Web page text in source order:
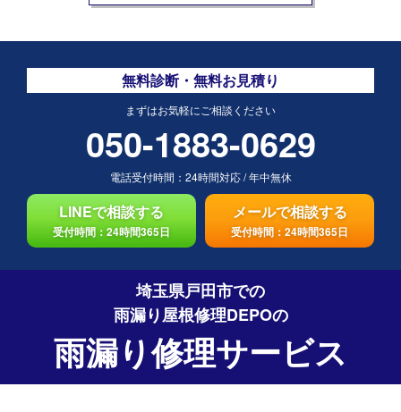
無料診断・無料お見積り
まずはお気軽にご相談ください
050-1883-0629
電話受付時間： 24時間対応/年中無休
LINEで相談する
受付時間：24時間365日
メールで相談する
受付時間：24時間365日
埼玉県戸田市での
雨漏り屋根修理DEPOの
雨漏り修理サービス